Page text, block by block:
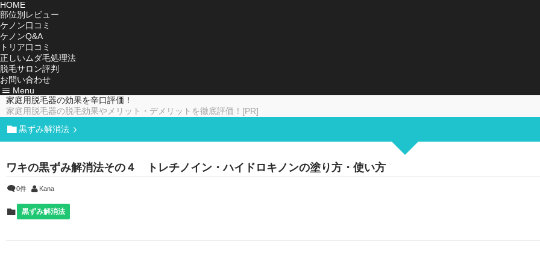
HOME
部位別レビュー
ケノン口コミ
ケノンQ&A
トリア口コミ
正しいムダ毛処理法
脱毛サロン評判
お問い合わせ
Menu
家庭用脱毛器の効果を辛口評価！
家庭用脱毛器の脱毛効果やメリット・デメリットを徹底評価！[PR]
黒ずみ解消法
ワキの黒ずみ解消法その４ トレチノイン・ハイドロキノンの塗り方・使い方
0件 Kana
黒ずみ解消法